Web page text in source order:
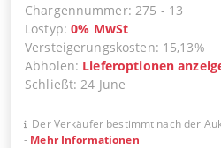
Chargennummer:275 - 13
Lostyp:0% MwSt
Versteigerungskosten: 15,13%
Abholen: Lieferoptionen
Schließt:24 June
Der Verkäufer bestimmt nach der
- Mehr Informationen